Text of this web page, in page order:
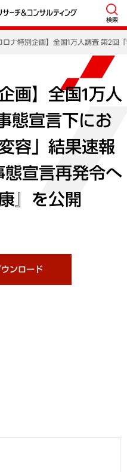
検索
ロナ特別企画】全国1万人調査 第2
画】全国1万人
態宣言下にお
容」結果速報
態宣言再発令へ
』を公開
ンロード